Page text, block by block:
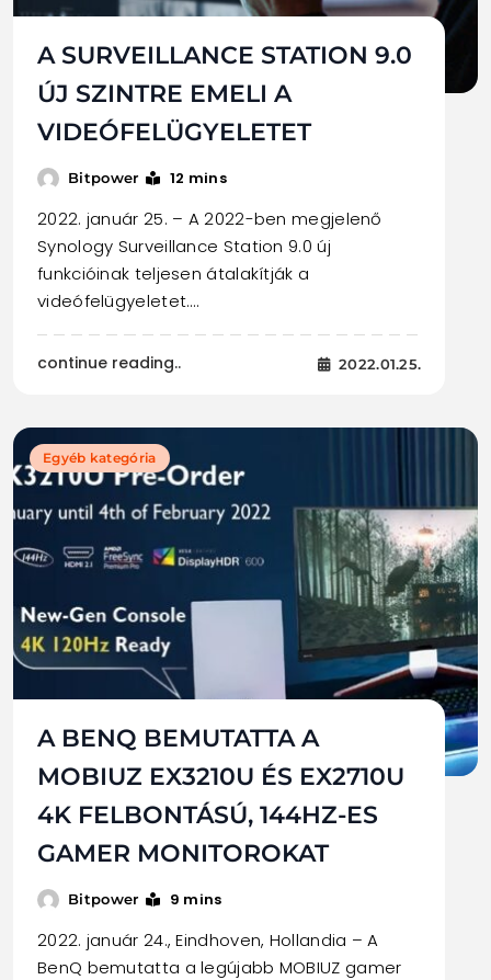
A SURVEILLANCE STATION 9.0
ÚJ SZINTRE EMELI A
VIDEÓFELÜGYELETET
Bitpower 12 mins
2022. január 25. – A 2022-ben megjelenő
Synology Surveillance Station 9.0 új
funkcióinak teljesen átalakítják a
videófelügyeletet.…
continue reading.. 2022.01.25.
Egyéb kategória
A BENQ BEMUTATTA A
MOBIUZ EX3210U ÉS EX2710U
4K FELBONTÁSÚ, 144HZ-ES
GAMER MONITOROKAT
Bitpower 9 mins
2022. január 24., Eindhoven, Hollandia – A
BenQ bemutatta a legújabb MOBIUZ gamer